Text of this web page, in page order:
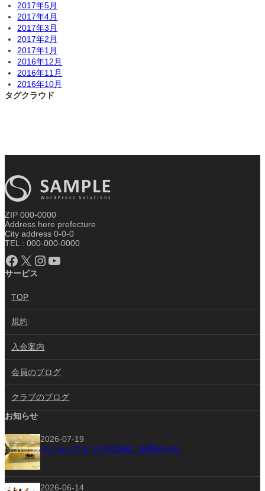
2017年5月
2017年4月
2017年3月
2017年2月
2017年1月
2016年12月
2016年11月
2016年10月
タグクラウド
ZIP 000-0000
Address here prefecture
City address 0-0-0
TEL : 000-000-0000
Facebook X Instagram YouTube
サービス
TOP
規約
入会案内
会員のブログ
クラブのブログ
お知らせ
2026-07-19
デジカメクラブの写真展ご来場のお礼
2026-06-14